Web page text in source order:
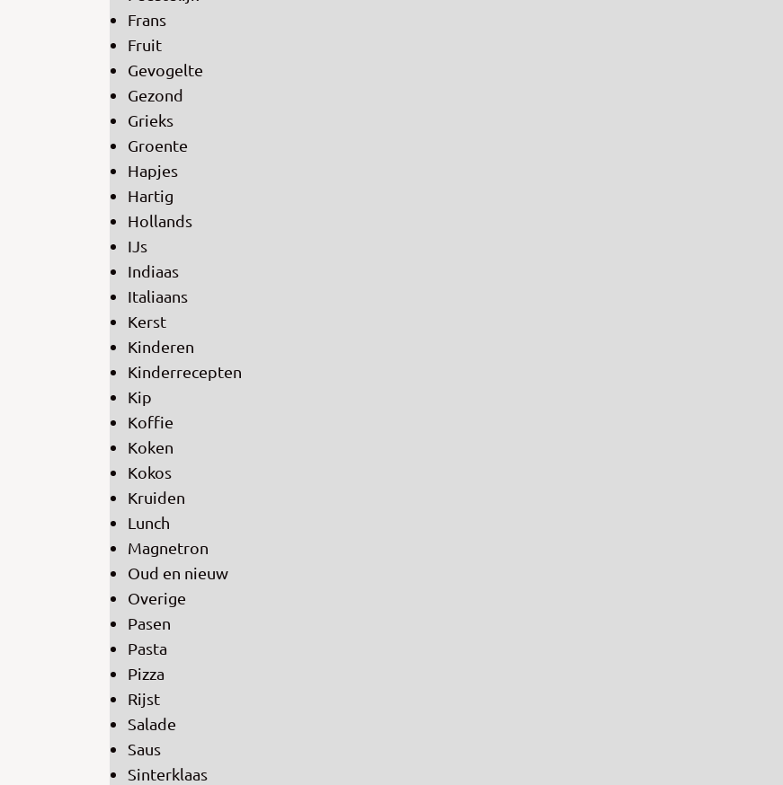
Frans
Fruit
Gevogelte
Gezond
Grieks
Groente
Hapjes
Hartig
Hollands
IJs
Indiaas
Italiaans
Kerst
Kinderen
Kinderrecepten
Kip
Koffie
Koken
Kokos
Kruiden
Lunch
Magnetron
Oud en nieuw
Overige
Pasen
Pasta
Pizza
Rijst
Salade
Saus
Sinterklaas